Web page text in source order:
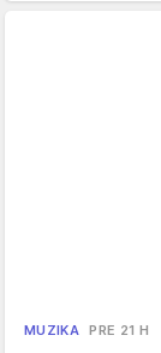
MUZIKA PRE 21 H